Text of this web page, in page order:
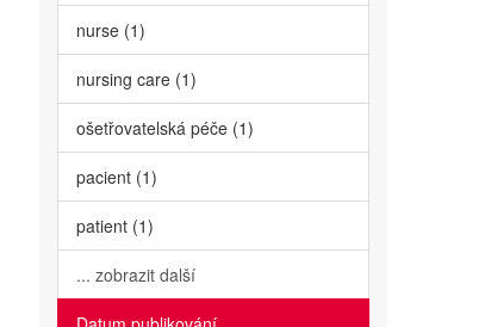
nurse (1)
nursing care (1)
ošetřovatelská péče (1)
pacient (1)
patient (1)
... zobrazit další